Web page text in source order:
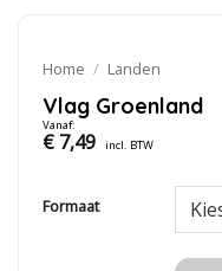
Home / Landen
Vlag Groenland
Vanaf:
€7,49 incl. BTW
Formaat